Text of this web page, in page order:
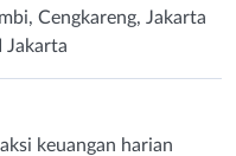
Cengkareng, Jakarta
Jakarta
keuangan harian